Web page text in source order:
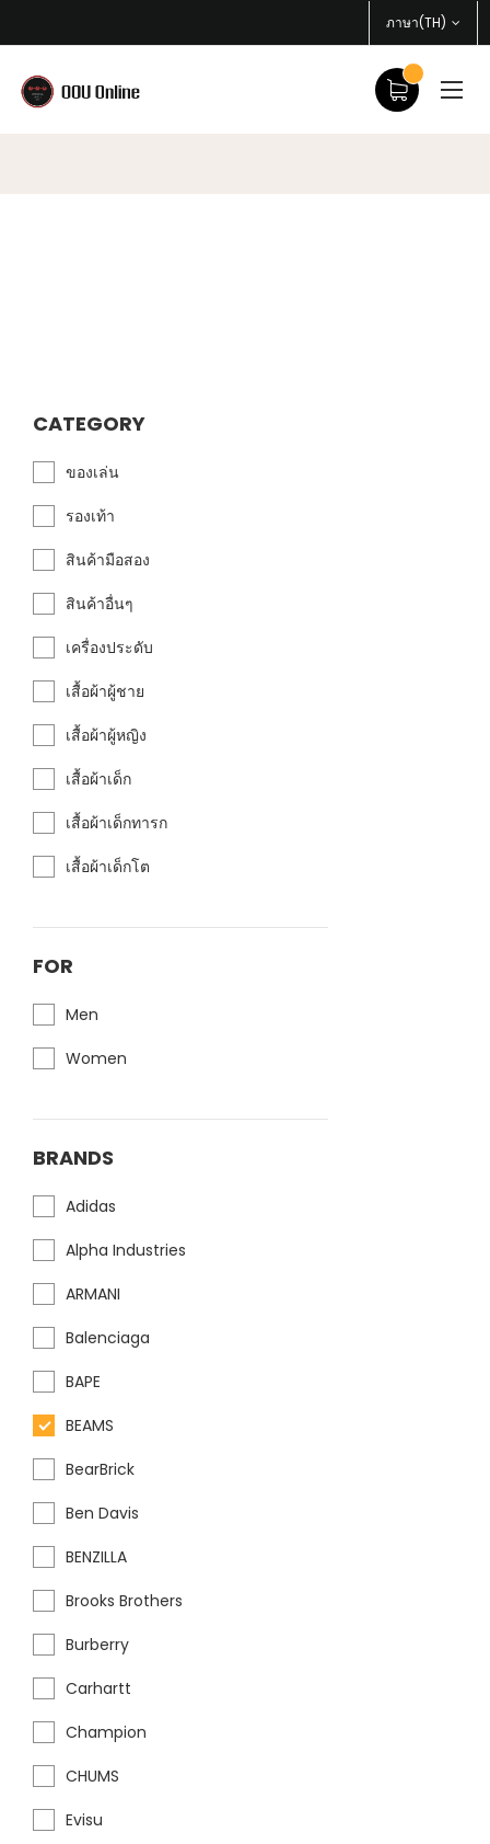
ภาษา(TH)
CATEGORY
ของเล่น
รองเท้า
สินค้ามือสอง
สินค้าอื่นๆ
เครื่องประดับ
เสื้อผ้าผู้ชาย
เสื้อผ้าผู้หญิง
เสื้อผ้าเด็ก
เสื้อผ้าเด็กทารก
เสื้อผ้าเด็กโต
FOR
Men
Women
BRANDS
Adidas
Alpha Industries
ARMANI
Balenciaga
BAPE
BEAMS
BearBrick
Ben Davis
BENZILLA
Brooks Brothers
Burberry
Carhartt
Champion
CHUMS
Evisu